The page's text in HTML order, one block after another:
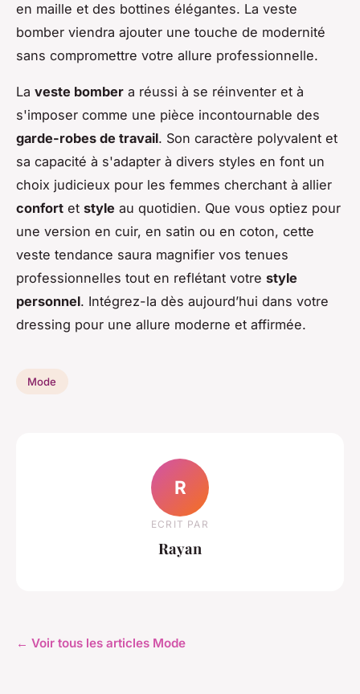
en maille et des bottines élégantes. La veste
bomber viendra ajouter une touche de modernité
sans compromettre votre allure professionnelle.
La veste bomber a réussi à se réinventer et à
s'imposer comme une pièce incontournable des
garde-robes de travail. Son caractère polyvalent et
sa capacité à s'adapter à divers styles en font un
choix judicieux pour les femmes cherchant à allier
confort et style au quotidien. Que vous optiez pour
une version en cuir, en satin ou en coton, cette
veste tendance saura magnifier vos tenues
professionnelles tout en reflétant votre style
personnel. Intégrez-la dès aujourd’hui dans votre
dressing pour une allure moderne et affirmée.
Mode
R
ECRIT PAR
Rayan
← Voir tous les articles Mode